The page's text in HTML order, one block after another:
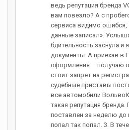
ведь репутация бренда
вам повезло? А с
сервиса видимо ошибся,
данные записал».
бдительность заснула
документы. А приехав в
оформления – получаю
стоит запрет на
судебные приставы
все автомобили
такая репутация
поставлен за неделю до
попал так попал. 3. В